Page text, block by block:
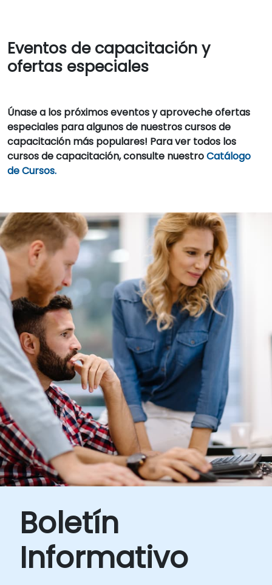
Eventos de capacitación y
ofertas especiales
Únase a los próximos eventos y aproveche ofertas
especiales para algunos de nuestros cursos de
capacitación más populares! Para ver todos los
cursos de capacitación, consulte nuestroCatálogo
de Cursos.
Boletín
Informativo